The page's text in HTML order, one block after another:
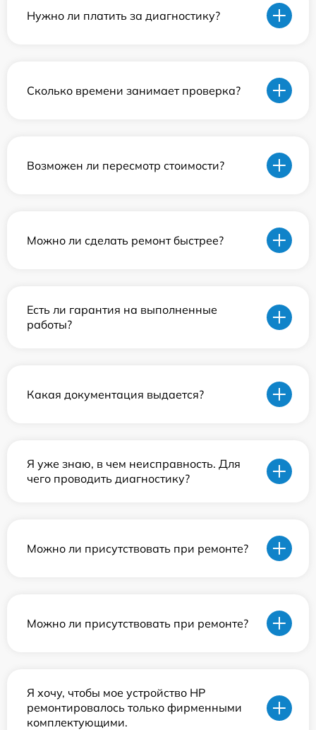
Нужно ли платить за диагностику?
Сколько времени занимает проверка?
Возможен ли пересмотр стоимости?
Можно ли сделать ремонт быстрее?
Есть ли гарантия на выполненные
работы?
Какая документация выдается?
Я уже знаю, в чем неисправность. Для
чего проводить диагностику?
Можно ли присутствовать при ремонте?
Можно ли присутствовать при ремонте?
Я хочу, чтобы мое устройство HP
ремонтировалось только фирменными
комплектующими.